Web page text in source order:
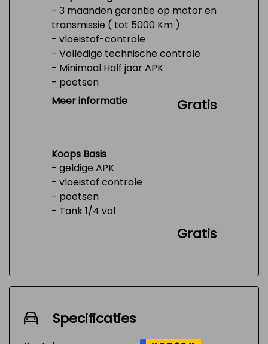
- 3 maanden garantie op motor en
transmissie ( tot 5000 Km )
- vloeistof-controle
- Volledige technische controle
- Minimaal Half jaar APK
- poetsen
- Tank 1/4 vol
Meer informatie Gratis
Koops Basis
- geldige APK
- vloeistof controle
- poetsen
- Tank 1/4 vol
Gratis
Specificaties